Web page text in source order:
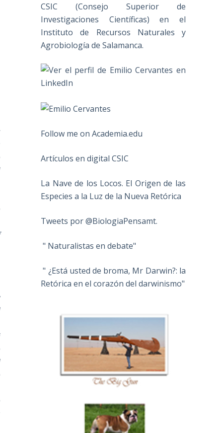
CSIC (Consejo Superior de
Investigaciones Científicas) en el
Instituto de Recursos Naturales y
Agrobiología de Salamanca.
Follow me on Academia.edu
Artículos en digital CSIC
La Nave de los Locos. El Origen de las
Especies a la Luz de la Nueva Retórica
Tweets por @BiologiaPensamt.
" Naturalistas en debate"
" ¿Está usted de broma, Mr Darwin?: la
Retórica en el corazón del darwinismo"